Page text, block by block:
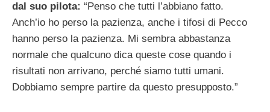
dal suo pilota: “Penso che tutti l’abbiano fatto.
Anch’io ho perso la pazienza, anche i tifosi di Pecco
hanno perso la pazienza. Mi sembra abbastanza
normale che qualcuno dica queste cose quando i
risultati non arrivano, perché siamo tutti umani.
Dobbiamo sempre partire da questo presupposto.”